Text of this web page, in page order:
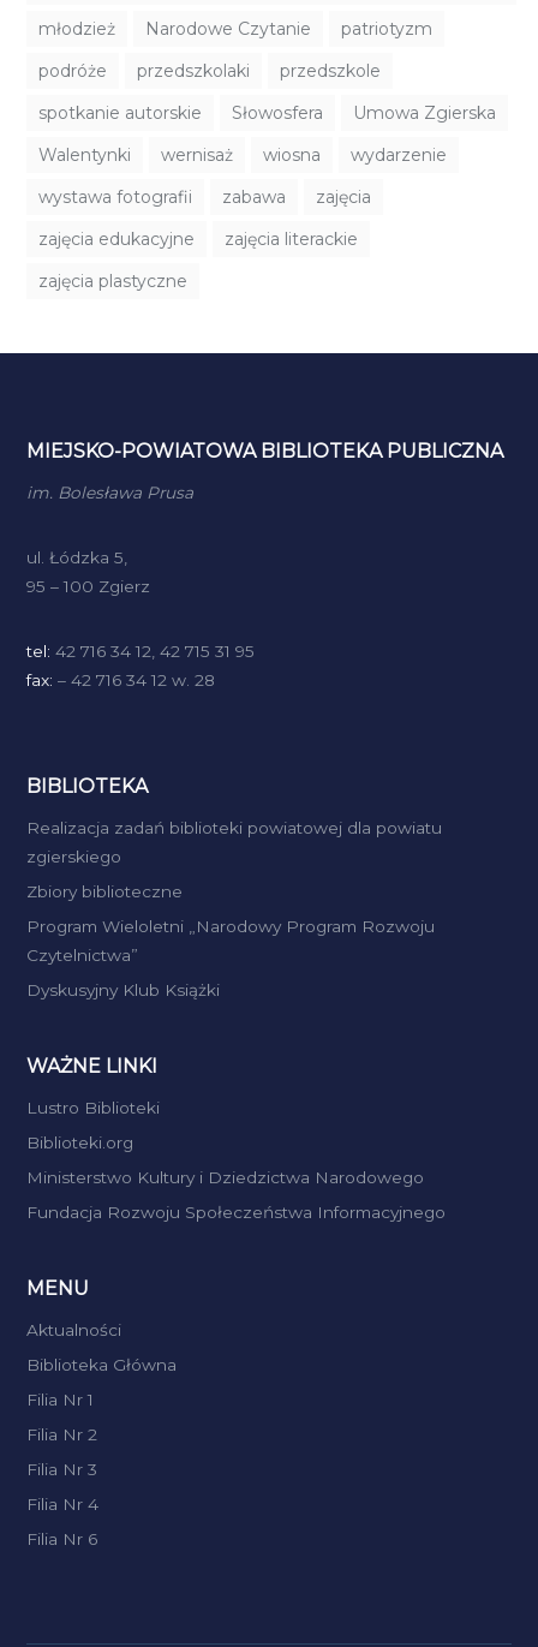
młodzież
Narodowe Czytanie
patriotyzm
podróże
przedszkolaki
przedszkole
spotkanie autorskie
Słowosfera
Umowa Zgierska
Walentynki
wernisaż wiosna
wydarzenie
wystawa fotografii
zabawa
zajęcia
zajęcia edukacyjne
zajęcia literackie
zajęcia plastyczne
MIEJSKO-POWIATOWA BIBLIOTEKA PUBLICZNA
im. Bolesława Prusa
ul. Łódzka 5,
95 – 100 Zgierz
tel: 42 716 34 12, 42 715 31 95
fax: – 42 716 34 12 w. 28
BIBLIOTEKA
Realizacja zadań biblioteki powiatowej dla powiatu
zgierskiego
Zbiory biblioteczne
Program Wieloletni „Narodowy Program Rozwoju
Czytelnictwa”
Dyskusyjny Klub Książki
WAŻNE LINKI
Lustro Biblioteki
Biblioteki.org
Ministerstwo Kultury i Dziedzictwa Narodowego
Fundacja Rozwoju Społeczeństwa Informacyjnego
MENU
Aktualności
Biblioteka Główna
Filia Nr 1
Filia Nr 2
Filia Nr 3
Filia Nr 4
Filia Nr 6